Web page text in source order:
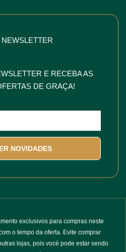
E RECEBA AS
DE GRAÇA!
NOVIDADES
exclusivos para compras neste
o tempo da oferta. Evite comprar
lojas, pois vocé pode estar sendo